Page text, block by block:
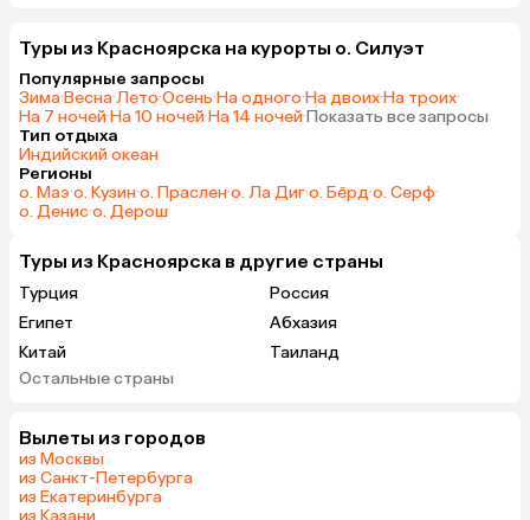
Туры из Красноярска на курорты о. Силуэт
Популярные запросы
Зима·Весна·Лето·Осень·На одного·На двоих·На троих·
На 7 ночей·На 10 ночей·На 14 ночей·Показать все запросы
Тип отдыха
Индийский океан
Регионы
о. Маэ·о. Кузин·о. Праслен·о. Ла Диг·о. Бёрд·о. Серф·
о. Денис·о. Дерош
Туры из Красноярска в другие страны
Турция
Россия
Египет
Абхазия
Китай
Таиланд
Вьетнам
Беларусь
Шри-Ланка
Азербайджан
Остальные страны
Вылеты из городов
из Москвы
из Санкт-Петербурга
из Екатеринбурга
из Казани